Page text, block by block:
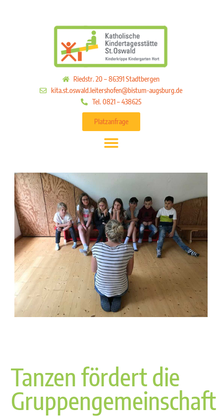
Riedstr. 20 – 86391 Stadtbergen
kita.st.oswald.leitershofen@bistum-augsburg.de
Tel. 0821 – 438625
Platzanfrage
Tanzen fördert die
Gruppengemeinschaft